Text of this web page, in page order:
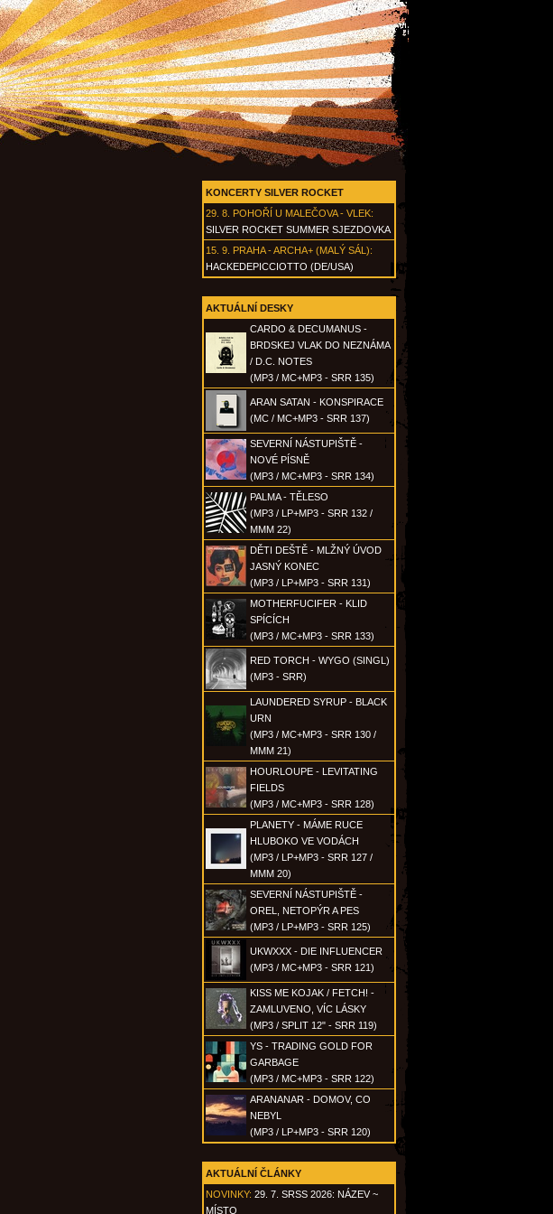
KONCERTY SILVER ROCKET
29. 8. POHOŘÍ U MALEČOVA - VLEK:
SILVER ROCKET SUMMER SJEZDOVKA
15. 9. PRAHA - ARCHA+ (MALÝ SÁL):
HACKEDEPICCIOTTO (DE/USA)
AKTUÁLNÍ DESKY
CARDO & DECUMANUS -
BRDSKEJ VLAK DO NEZNÁMA
/ D.C. NOTES
(MP3 / MC+MP3 - SRR 135)
ARAN SATAN - KONSPIRACE
(MC / MC+MP3 - SRR 137)
SEVERNÍ NÁSTUPIŠTĚ -
NOVÉ PÍSNĚ
(MP3 / MC+MP3 - SRR 134)
PALMA - TĚLESO
(MP3 / LP+MP3 - SRR 132 /
MMM 22)
DĚTI DEŠTĚ - MLŽNÝ ÚVOD
JASNÝ KONEC
(MP3 / LP+MP3 - SRR 131)
MOTHERFUCIFER - KLID
SPÍCÍCH
(MP3 / MC+MP3 - SRR 133)
RED TORCH - WYGO (SINGL)
(MP3 - SRR)
LAUNDERED SYRUP - BLACK
URN
(MP3 / MC+MP3 - SRR 130 /
MMM 21)
HOURLOUPE - LEVITATING
FIELDS
(MP3 / MC+MP3 - SRR 128)
PLANETY - MÁME RUCE
HLUBOKO VE VODÁCH
(MP3 / LP+MP3 - SRR 127 /
MMM 20)
SEVERNÍ NÁSTUPIŠTĚ -
OREL, NETOPÝR A PES
(MP3 / LP+MP3 - SRR 125)
UKWXXX - DIE INFLUENCER
(MP3 / MC+MP3 - SRR 121)
KISS ME KOJAK / FETCH! -
ZAMLUVENO, VÍC LÁSKY
(MP3 / SPLIT 12" - SRR 119)
YS - TRADING GOLD FOR
GARBAGE
(MP3 / MC+MP3 - SRR 122)
ARANANAR - DOMOV, CO
NEBYL
(MP3 / LP+MP3 - SRR 120)
AKTUÁLNÍ ČLÁNKY
NOVINKY: 29. 7. SRSS 2026: NÁZEV ~
MÍSTO